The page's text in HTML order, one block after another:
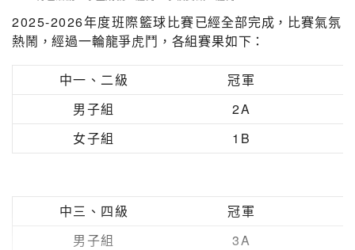
2025-2026年度班際籃球比賽已經全部完成，比賽氣氛
熱鬧，經過一輪龍爭虎鬥，各組賽果如下：
中一、二級
冠軍
男子組
2A
女子組
1B
中三、四級
冠軍
男子組
3A